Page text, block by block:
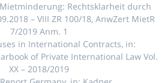
Rechtsklarheit durch
– VIII ZR 100/18, AnwZert MietR
7/2019 Anm. 1
in International Contracts, in:
of Private International Law Vol.
XX – 2018/2019